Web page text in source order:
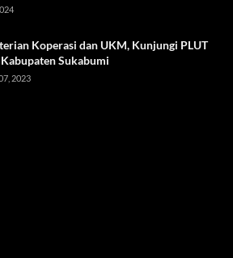
Koperasi dan UKM, Kunjungi PLUT
Sukabumi
2023